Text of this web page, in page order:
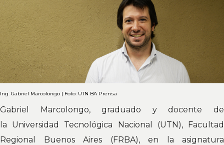
Ing. Gabriel Marcolongo | Foto: UTN BA Prensa
Gabriel Marcolongo, graduado y docente de
la Universidad Tecnológica Nacional (UTN), Facultad
Regional Buenos Aires (FRBA), en la asignatura